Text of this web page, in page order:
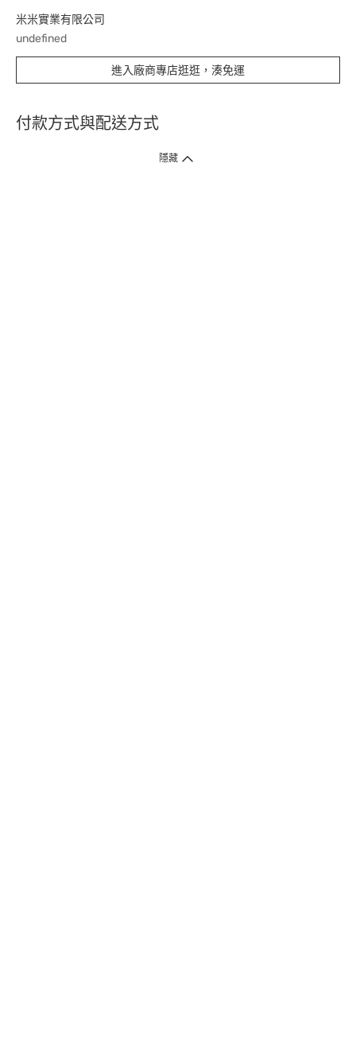
米米實業有限公司
undefined
進入廠商專店逛逛，湊免運
付款方式與配送方式
隱藏